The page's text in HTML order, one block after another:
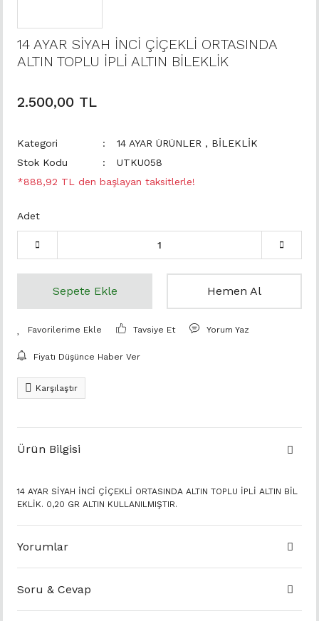
14 AYAR SİYAH İNCİ ÇİÇEKLİ ORTASINDA
ALTIN TOPLU İPLİ ALTIN BİLEKLİK
2.500,00 TL
Kategori 14 AYAR ÜRÜNLER , BİLEKLİK
Stok Kodu
UTKU058
*888,92 TL den başlayan taksitlerle!
Adet
Sepete Ekle Hemen Al
Tavsiye Et Yorum Yaz
Fiyatı Düşünce Haber Ver
Karşılaştır
Ürün Bilgisi
14 AYAR SİYAH İNCİ ÇİÇEKLİ ORTASINDA ALTIN TOPLU İPLİ ALTIN BİL
EKLİK. 0,20 GR ALTIN KULLANILMIŞTIR.
Yorumlar
Soru & Cevap